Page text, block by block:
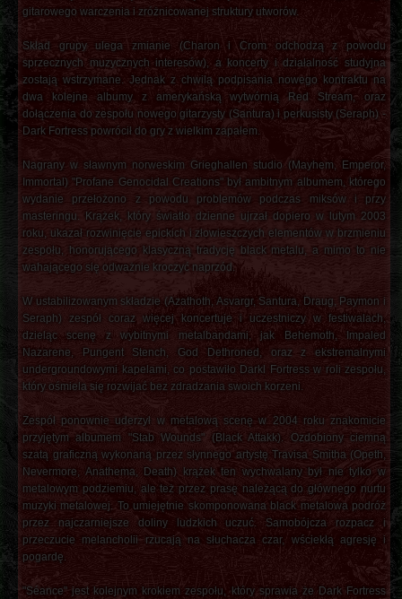
gitarowego warczenia i zróżnicowanej struktury utworów.
Skład grupy ulega zmianie (Charon i Crom odchodzą z powodu
sprzecznych muzycznych interesów), a koncerty i działalność studyjna
zostają wstrzymane. Jednak z chwilą podpisania nowego kontraktu na
dwa kolejne albumy z amerykańską wytwórnią Red Stream, oraz
dołączenia do zespołu nowego gitarzysty (Santura) i perkusisty (Seraph) -
Dark Fortress powrócił do gry z wielkim zapałem.
Nagrany w sławnym norweskim Grieghallen studio (Mayhem, Emperor,
Immortal) "Profane Genocidal Creations" był ambitnym albumem, którego
wydanie przełożono z powodu problemów podczas miksów i przy
masteringu. Krążek, który światło dzienne ujrzał dopiero w lutym 2003
roku, ukazał rozwinięcie epickich i złowieszczych elementów w brzmieniu
zespołu, honorującego klasyczną tradycję black metalu, a mimo to nie
wahającego się odważnie kroczyć naprzód.
W ustabilizowanym składzie (Azathoth, Asvargr, Santura, Draug, Paymon i
Seraph) zespół coraz więcej koncertuje i uczestniczy w festiwalach,
dzieląc scenę z wybitnymi metalbandami, jak Behemoth, Impaled
Nazarene, Pungent Stench, God Dethroned, oraz z ekstremalnymi
undergroundowymi kapelami, co postawiło Darkl Fortress w roli zespołu,
który ośmiela się rozwijać bez zdradzania swoich korzeni.
Zespół ponownie uderzył w metalową scenę w 2004 roku znakomicie
przyjętym albumem "Stab Wounds" (Black Attakk). Ozdobiony ciemną
szatą graficzną wykonaną przez słynnego artystę Travisa Smitha (Opeth,
Nevermore, Anathema, Death) krążek ten wychwalany był nie tylko w
metalowym podziemiu, ale też przez prasę należącą do głównego nurtu
muzyki metalowej. To umiejętnie skomponowana black metalowa podróż
przez najczarniejsze doliny ludzkich uczuć. Samobójcza rozpacz i
przeczucie melancholii rzucają na słuchacza czar, wściekłą agresję i
pogardę.
"Séance" jest kolejnym krokiem zespołu, który sprawia że Dark Fortress